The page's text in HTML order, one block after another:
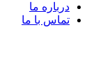
درباره ما
تماس با ما